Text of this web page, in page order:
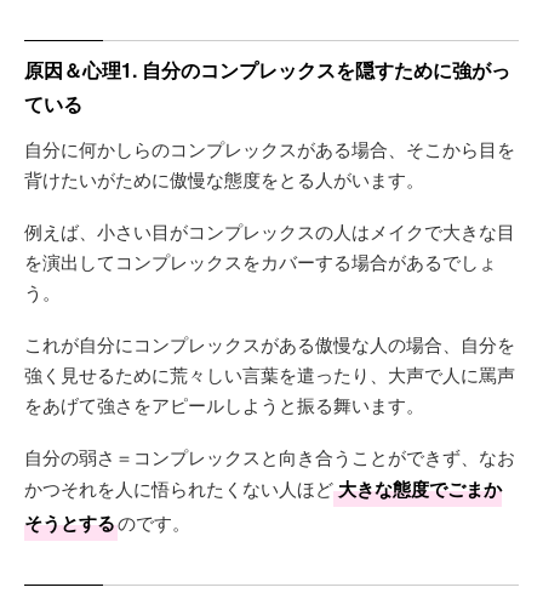
原因＆心理1. 自分のコンプレックスを隠すために強がっ
ている
自分に何かしらのコンプレックスがある場合、そこから目を
背けたいがために傲慢な態度をとる人がいます。
例えば、小さい目がコンプレックスの人はメイクで大きな目
を演出してコンプレックスをカバーする場合があるでしょ
う。
これが自分にコンプレックスがある傲慢な人の場合、自分を
強く見せるために荒々しい言葉を遣ったり、大声で人に罵声
をあげて強さをアピールしようと振る舞います。
自分の弱さ＝コンプレックスと向き合うことができず、なお
かつそれを人に悟られたくない人ほど大きな態度でごまか
そうとするのです。